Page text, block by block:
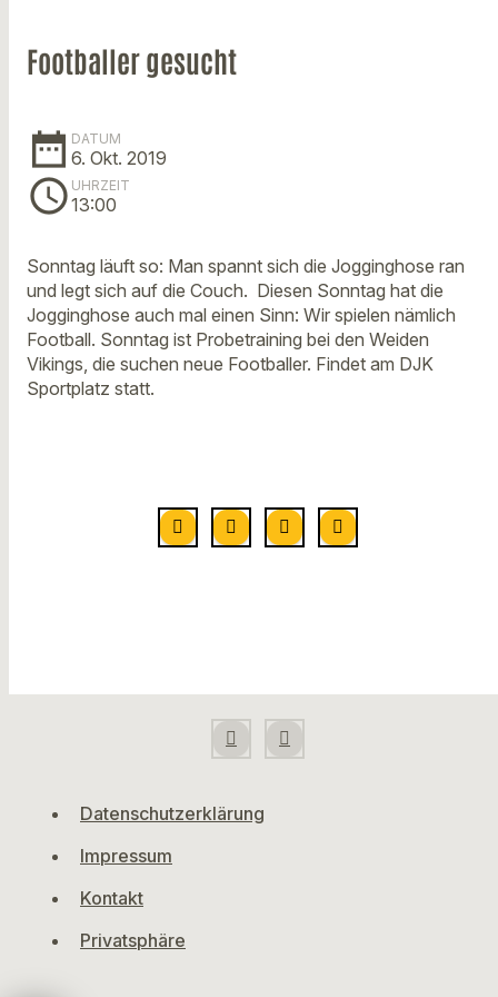
Footballer gesucht
date_range DATUM
6. Okt. 2019
schedule UHRZEIT
13:00
Sonntag läuft so: Man spannt sich die Jogginghose ran
und legt sich auf die Couch. Diesen Sonntag hat die
Jogginghose auch mal einen Sinn: Wir spielen nämlich
Football. Sonntag ist Probetraining bei den Weiden
Vikings, die suchen neue Footballer. Findet am DJK
Sportplatz statt.
Datenschutzerklärung
Impressum
Kontakt
Privatsphäre